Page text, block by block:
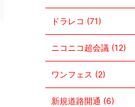
ドラレコ (71)
ニコニコ超会議 (12)
ワンフェス (2)
新規道路開通 (6)